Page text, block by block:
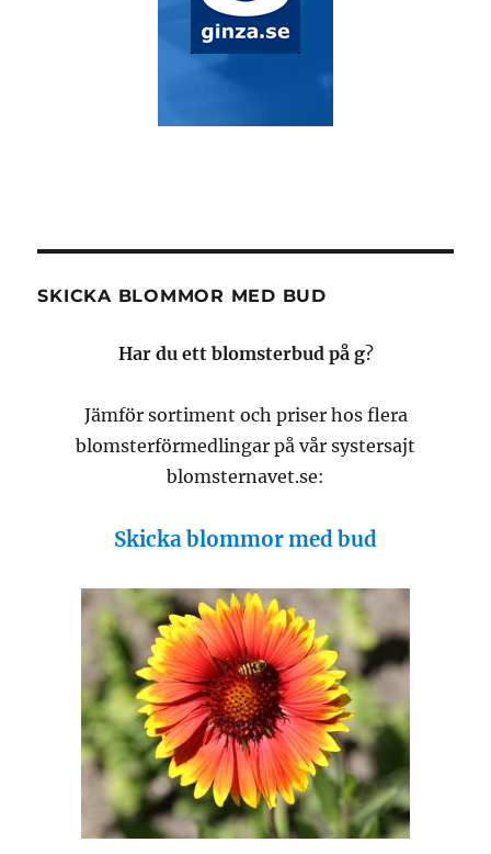
SKICKA BLOMMOR MED BUD
Har du ett blomsterbud på g?
Jämför sortiment och priser hos flera
blomsterförmedlingar på vår systersajt
blomsternavet.se:
Skicka blommor med bud